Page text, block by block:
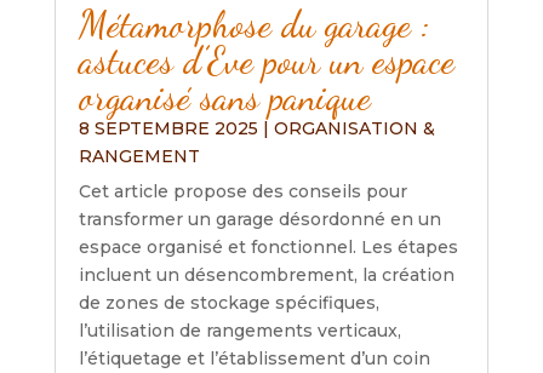
Métamorphose du garage :
astuces d’Eve pour un espace
organisé sans panique
8 SEPTEMBRE 2025 | ORGANISATION &
RANGEMENT
Cet article propose des conseils pour
transformer un garage désordonné en un
espace organisé et fonctionnel. Les étapes
incluent un désencombrement, la création
de zones de stockage spécifiques,
l’utilisation de rangements verticaux,
l’étiquetage et l’établissement d’un coin